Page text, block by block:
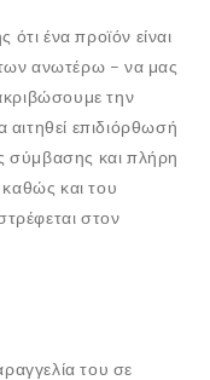
ένα προϊόν είναι
των ανωτέρω – να μας
την
αιτηθεί επιδιόρθωσή
σύμβασης και πλήρη
και του
στον
του σε